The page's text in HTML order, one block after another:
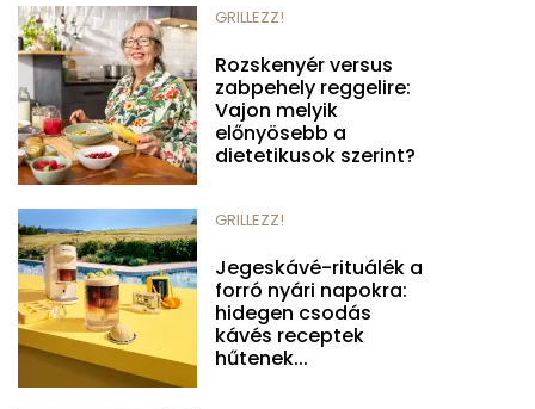
GRILLEZZ!
Rozskenyér versus
zabpehely reggelire:
Vajon melyik
előnyösebb a
dietetikusok szerint?
GRILLEZZ!
Jegeskávé-rituálék a
forró nyári napokra:
hidegen csodás
kávés receptek
hűtenek...